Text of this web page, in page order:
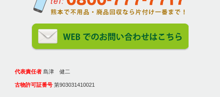
代表責任者 島津 健二
古物許可証番号 第903031410021